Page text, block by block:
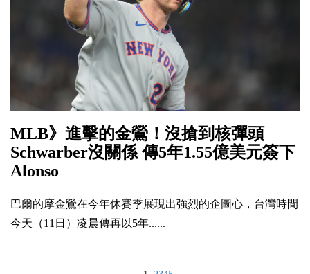
MLB》進擊的金鶯！沒搶到核彈頭
Schwarber沒關係 傳5年1.55億美元簽下
Alonso
巴爾的摩金鶯在今年休賽季展現出強烈的企圖心，台灣時間
今天（11日）凌晨傳再以5年......